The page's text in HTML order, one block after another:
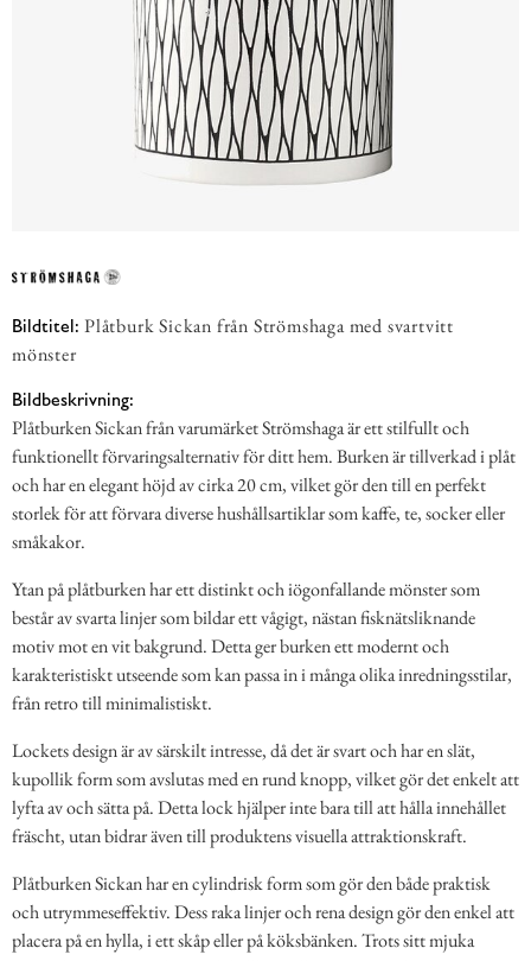
Bildtitel: Plåtburk Sickan från Strömshaga med svartvitt
mönster
Bildbeskrivning:
Plåtburken Sickan från varumärket Strömshaga är ett stilfullt och
funktionellt förvaringsalternativ för ditt hem. Burken är tillverkad i plåt
och har en elegant höjd av cirka 20 cm, vilket gör den till en perfekt
storlek för att förvara diverse hushållsartiklar som kaffe, te, socker eller
småkakor.
Ytan på plåtburken har ett distinkt och iögonfallande mönster som
består av svarta linjer som bildar ett vågigt, nästan fisknätsliknande
motiv mot en vit bakgrund. Detta ger burken ett modernt och
karakteristiskt utseende som kan passa in i många olika inredningsstilar,
från retro till minimalistiskt.
Lockets design är av särskilt intresse, då det är svart och har en slät,
kupollik form som avslutas med en rund knopp, vilket gör det enkelt att
lyfta av och sätta på. Detta lock hjälper inte bara till att hålla innehållet
fräscht, utan bidrar även till produktens visuella attraktionskraft.
Plåtburken Sickan har en cylindrisk form som gör den både praktisk
och utrymmeseffektiv. Dess raka linjer och rena design gör den enkel att
placera på en hylla, i ett skåp eller på köksbänken. Trots sitt mjuka